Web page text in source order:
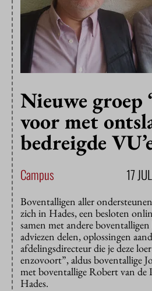
Nieuwe groep
voor met
bedreigde
Campus 17
Boventalligen aller
zich in Hades, een besloten
samen met andere
adviezen delen, oplossingen
afdelingsdirecteur die je deze
enzovoort”, aldus boventallige
met boventallige Robert van de
Hades.